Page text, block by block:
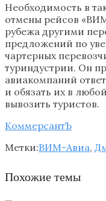
Необходимость в
отмены рейсов
рубежа другими
предложений по
чартерных
туриндустрии. Он
авиакомпаний
и обязать их в
вывозить туристов.
КоммерсантЪ
Метки:ВИМ-Авиа,
Похожие темы